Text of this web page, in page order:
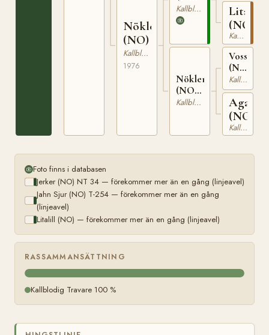
Nöklejerka
(NO)
Kallblodig Travare
1976
NT
34
Kallblodig Travare
Nöklemöy
(NO)
T-
Kallblodig Travare
254
Litalill
(NO)
Kallblodig Travare
Vossevinn
(NO)
N
1867
Kallblodig Travare
Aga
(NO)
Kallblodig Travare
Foto finns i databasen
Jerker (NO) NT 34 — förekommer mer än en gång (linjeavel)
Jahn Sjur (NO) T-254 — förekommer mer än en gång
(linjeavel)
Litalill (NO) — förekommer mer än en gång (linjeavel)
RASSAMMANSÄTTNING
Kallblodig Travare 100 %